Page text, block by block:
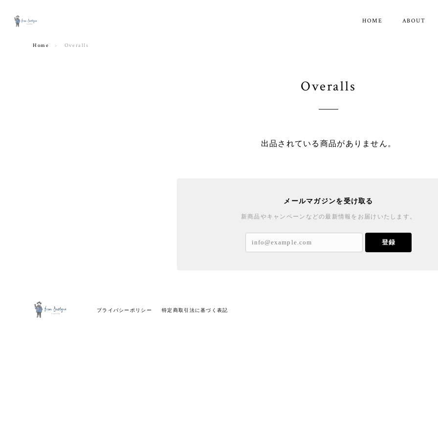
HOME ABOUT
Home Overalls
Overalls
出品されている商品がありません。
メールマガジンを受け取る
新商品やキャンペーンなどの最新情報をお届けいたします。
登録
プライバシーポリシー 特定商取引法に基づく表記